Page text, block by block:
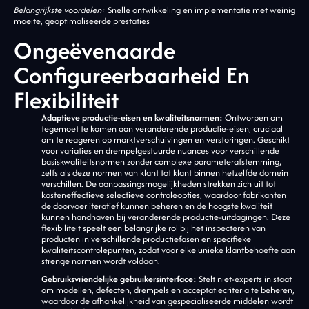
Belangrijkste voordelen: Snelle ontwikkeling en implementatie met weinig
moeite, geoptimaliseerde prestaties
Ongeëvenaarde
Configureerbaarheid En
Flexibiliteit
Adaptieve productie-eisen en kwaliteitsnormen: Ontworpen om
tegemoet te komen aan veranderende productie-eisen, cruciaal
om te reageren op marktverschuivingen en verstoringen. Geschikt
voor variaties en drempelgestuurde nuances voor verschillende
basiskwaliteitsnormen zonder complexe parameterafstemming,
zelfs als deze normen van klant tot klant binnen hetzelfde domein
verschillen. De aanpassingsmogelijkheden strekken zich uit tot
kosteneffectieve selectieve controleopties, waardoor fabrikanten
de doorvoer iteratief kunnen beheren en de hoogste kwaliteit
kunnen handhaven bij veranderende productie-uitdagingen. Deze
flexibiliteit speelt een belangrijke rol bij het inspecteren van
producten in verschillende productiefasen en specifieke
kwaliteitscontrolepunten, zodat voor elke unieke klantbehoefte aan
strenge normen wordt voldaan.
Gebruiksvriendelijke gebruikersinterface: Stelt niet-experts in staat
om modellen, defecten, drempels en acceptatiecriteria te beheren,
waardoor de afhankelijkheid van gespecialiseerde middelen wordt